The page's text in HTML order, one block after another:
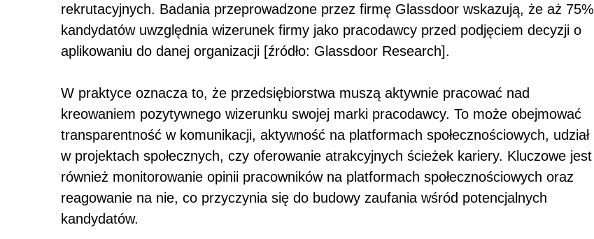
rekrutacyjnych. Badania przeprowadzone przez firmę Glassdoor wskazują, że aż 75%
kandydatów uwzględnia wizerunek firmy jako pracodawcy przed podjęciem decyzji o
aplikowaniu do danej organizacji [źródło: Glassdoor Research].
W praktyce oznacza to, że przedsiębiorstwa muszą aktywnie pracować nad
kreowaniem pozytywnego wizerunku swojej marki pracodawcy. To może obejmować
transparentność w komunikacji, aktywność na platformach społecznościowych, udział
w projektach społecznych, czy oferowanie atrakcyjnych ścieżek kariery. Kluczowe jest
również monitorowanie opinii pracowników na platformach społecznościowych oraz
reagowanie na nie, co przyczynia się do budowy zaufania wśród potencjalnych
kandydatów.